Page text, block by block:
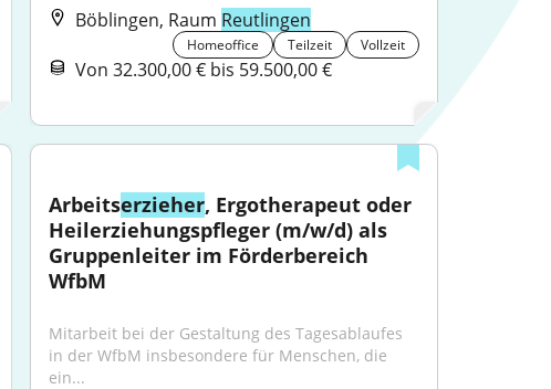
Böblingen, Raum Reutlingen
Homeoffice Teilzeit Vollzeit
Von 32.300,00 € bis 59.500,00 €
Arbeitserzieher, Ergotherapeut oder
Heilerziehungspfleger (m/w/d) als
Gruppenleiter im Förderbereich
WfbM
Mitarbeit bei der Gestaltung des Tagesablaufes
in der WfbM insbesondere für Menschen, die
ein...